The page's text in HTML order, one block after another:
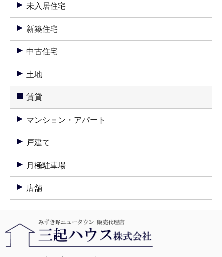
未入居住宅
新築住宅
中古住宅
土地
賃貸
マンション・アパート
戸建て
月極駐車場
店舗